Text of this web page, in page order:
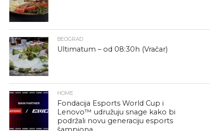
BEOGRAD
Ultimatum – od 08:30h (Vračar)
HOME
Fondacija Esports World Cup i
Lenovo™ udružuju snage kako bi
podržali novu generaciju esports